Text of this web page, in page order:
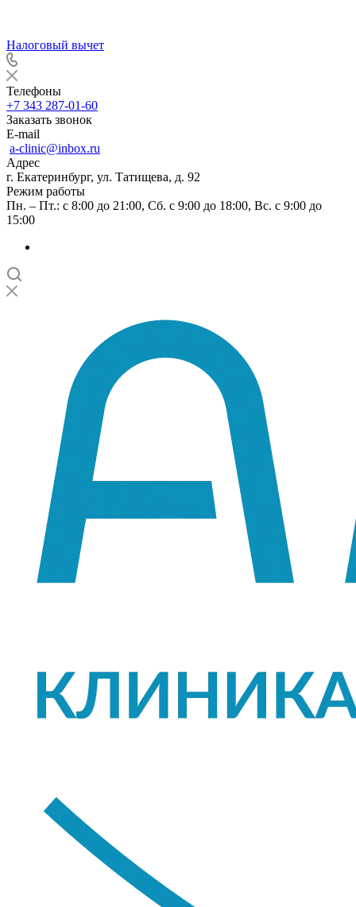
Налоговый вычет
Телефоны
+7 343 287-01-60
Заказать звонок
E-mail
a-clinic@inbox.ru
Адрес
г. Екатеринбург, ул. Татищева, д. 92
Режим работы
Пн. – Пт.: с 8:00 до 21:00, Сб. с 9:00 до 18:00, Вс. с 9:00 до
15:00